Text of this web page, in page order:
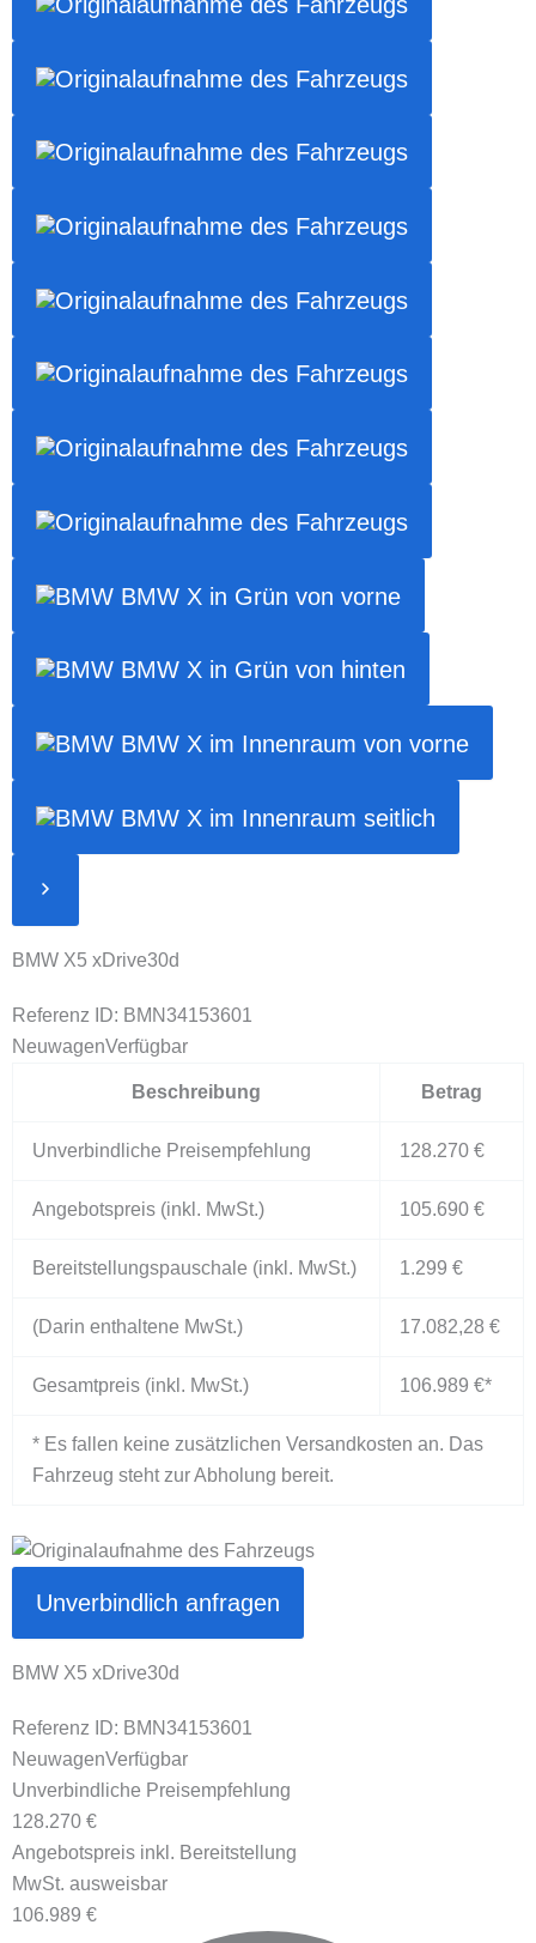
BMW X5 xDrive30d
Referenz ID: BMN34153601
NeuwagenVerfügbar
Beschreibung Betrag
Unverbindliche Preisempfehlung 128.270 €
Angebotspreis (inkl. MwSt.) 105.690 €
Bereitstellungspauschale (inkl. MwSt.) 1.299 €
(Darin enthaltene MwSt.) 17.082,28 €
Gesamtpreis (inkl. MwSt.) 106.989 €*
* Es fallen keine zusätzlichen Versandkosten an. Das
Fahrzeug steht zur Abholung bereit.
Unverbindlich anfragen
BMW X5 xDrive30d
Referenz ID: BMN34153601
NeuwagenVerfügbar
Unverbindliche Preisempfehlung
128.270 €
Angebotspreis inkl. Bereitstellung
MwSt. ausweisbar
106.989 €